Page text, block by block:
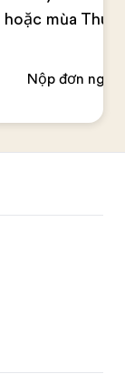
hoặc mùa Thu
Nộp đơn ngay